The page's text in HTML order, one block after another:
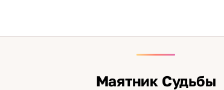
Маятник Судьбы